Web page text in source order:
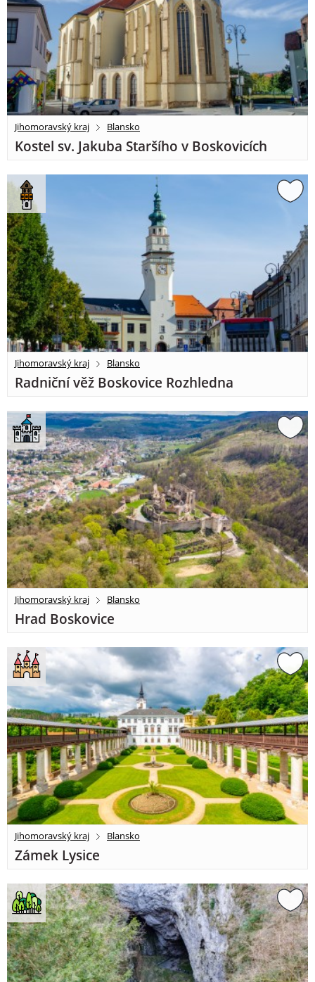
Jihomoravský kraj Blansko
Kostel sv. Jakuba Staršího v Boskovicích
Jihomoravský kraj Blansko
Radniční věž Boskovice Rozhledna
Jihomoravský kraj Blansko
Hrad Boskovice
Jihomoravský kraj Blansko
Zámek Lysice